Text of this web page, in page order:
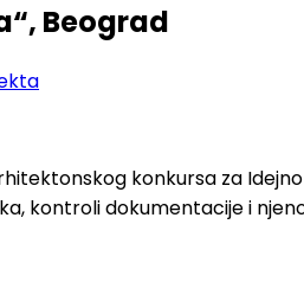
Beograd
konkursa za
kontroli dokumentacije i